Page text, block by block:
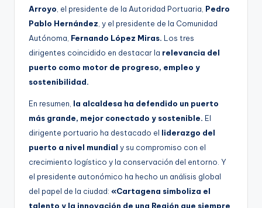
Arroyo, el presidente de la Autoridad Portuaria, Pedro
Pablo Hernández, y el presidente de la Comunidad
Autónoma, Fernando López Miras. Los tres
dirigentes coincidido en destacar la relevancia del
puerto como motor de progreso, empleo y
sostenibilidad.
En resumen, la alcaldesa ha defendido un puerto
más grande, mejor conectado y sostenible. El
dirigente portuario ha destacado el liderazgo del
puerto a nivel mundial y su compromiso con el
crecimiento logístico y la conservación del entorno. Y
el presidente autonómico ha hecho un análisis global
del papel de la ciudad: «Cartagena simboliza el
talento y la innovación de una Región que siempre